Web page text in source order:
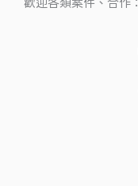
歡迎各類案件、合作：